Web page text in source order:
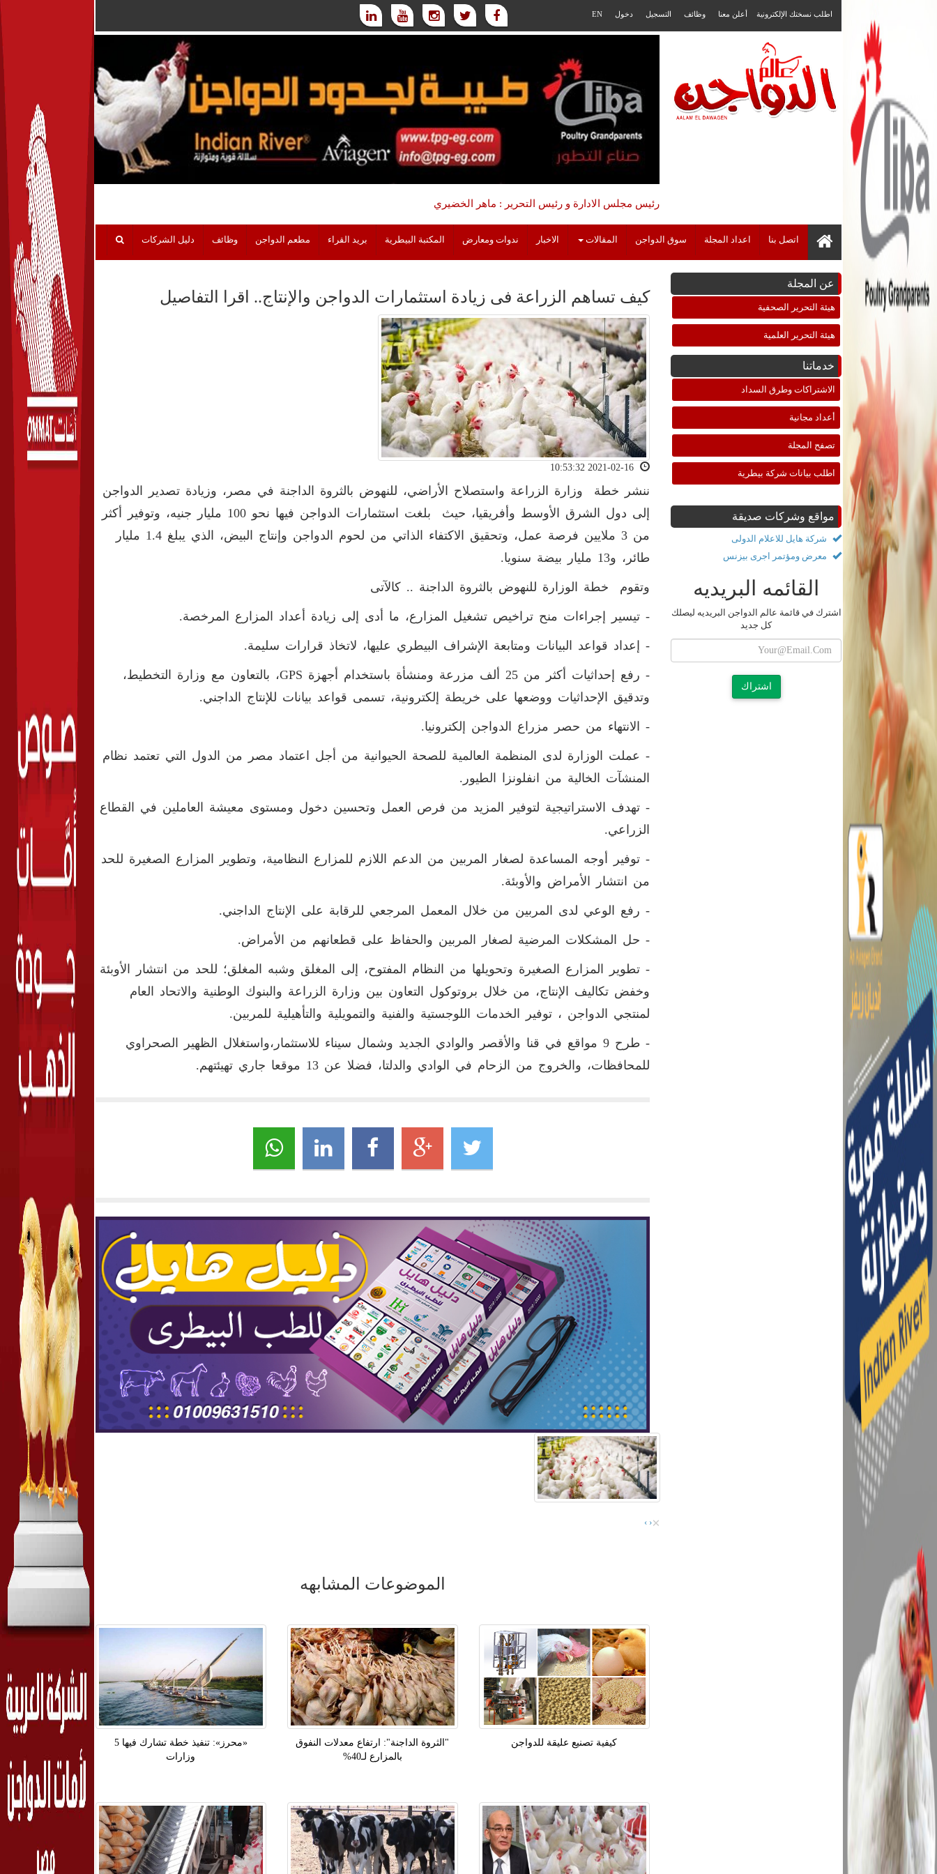
اطلب نسختك الإلكترونية أعلن معنا وظائف التسجيل دخول EN
رئيس مجلس الادارة و رئيس التحرير : ماهر الخضيري
اتصل بنا اعداد المجلة سوق الدواجن المقالات الاخبار ندوات ومعارض المكتبة البيطرية بريد القراء مطعم الدواجن وظائف دليل الشركات
عن المجلة
هيئة التحرير الصحفية
هيئة التحرير العلمية
خدماتنا
الاشتراكات وطرق السداد
أعداد مجانية
تصفح المجلة
اطلب بيانات شركة بيطرية
مواقع وشركات صديقة
شركة هايل للاعلام الدولى
معرض ومؤتمر اجرى بيزنس
القائمه البريديه
اشترك في قائمة عالم الدواجن البريديه ليصلك
كل جديد
اشتراك
كيف تساهم الزراعة فى زيادة استثمارات الدواجن والإنتاج.. اقرا التفاصيل
ننشر خطة وزارة الزراعة واستصلاح الأراضي، للنهوض بالثروة الداجنة في مصر، وزيادة تصدير الدواجن
إلى دول الشرق الأوسط وأفريقيا، حيث بلغت استثمارات الدواجن فيها نحو 100 مليار جنيه، وتوفير أكثر
من 3 ملايين فرصة عمل، وتحقيق الاكتفاء الذاتي من لحوم الدواجن وإنتاج البيض، الذي يبلغ 1.4 مليار
طائر، و13 مليار بيضة سنويا.
وتقوم خطة الوزارة للنهوض بالثروة الداجنة .. كالآتى
- تيسير إجراءات منح تراخيص تشغيل المزارع، ما أدى إلى زيادة أعداد المزارع المرخصة.
- إعداد قواعد البيانات ومتابعة الإشراف البيطري عليها، لاتخاذ قرارات سليمة.
- رفع إحداثيات أكثر من 25 ألف مزرعة ومنشأة باستخدام أجهزة GPS، بالتعاون مع وزارة التخطيط،
وتدقيق الإحداثيات ووضعها على خريطة إلكترونية، تسمى قواعد بيانات للإنتاج الداجني.
- الانتهاء من حصر مزراع الدواجن إلكترونيا.
- عملت الوزارة لدى المنظمة العالمية للصحة الحيوانية من أجل اعتماد مصر من الدول التي تعتمد نظام
المنشآت الخالية من انفلونزا الطيور.
- تهدف الاستراتيجية لتوفير المزيد من فرص العمل وتحسين دخول ومستوى معيشة العاملين في القطاع
الزراعي.
- توفير أوجه المساعدة لصغار المربين من الدعم اللازم للمزارع النظامية، وتطوير المزارع الصغيرة للحد
من انتشار الأمراض والأوبئة.
- رفع الوعي لدى المربين من خلال المعمل المرجعي للرقابة على الإنتاج الداجني.
- حل المشكلات المرضية لصغار المربين والحفاظ على قطعانهم من الأمراض.
- تطوير المزارع الصغيرة وتحويلها من النظام المفتوح، إلى المغلق وشبه المغلق؛ للحد من انتشار الأوبئة
وخفض تكاليف الإنتاج، من خلال بروتوكول التعاون بين وزارة الزراعة والبنوك الوطنية والاتحاد العام
لمنتجي الدواجن ، توفير الخدمات اللوجستية والفنية والتمويلية والتأهيلية للمربين.
- طرح 9 مواقع في قنا والأقصر والوادي الجديد وشمال سيناء للاستثمار،واستغلال الظهير الصحراوي
للمحافظات، والخروج من الزحام في الوادي والدلتا، فضلا عن 13 موقعا جاري تهيئتهم.
‹
› ×
الموضوعات المشابهه
«محرز»: تنفيذ خطة تشارك فيها 5
وزارات
"الثروة الداجنة": ارتفاع معدلات النفوق
بالمزارع لـ40%
كيفية تصنيع عليقة للدواجن